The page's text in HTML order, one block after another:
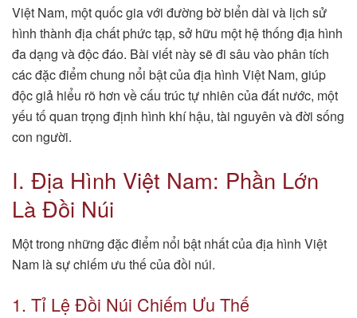
Việt Nam, một quốc gia với đường bờ biển dài và lịch sử
hình thành địa chất phức tạp, sở hữu một hệ thống địa hình
đa dạng và độc đáo. Bài viết này sẽ đi sâu vào phân tích
các đặc điểm chung nổi bật của địa hình Việt Nam, giúp
độc giả hiểu rõ hơn về cấu trúc tự nhiên của đất nước, một
yếu tố quan trọng định hình khí hậu, tài nguyên và đời sống
con người.
I. Địa Hình Việt Nam: Phần Lớn
Là Đồi Núi
Một trong những đặc điểm nổi bật nhất của địa hình Việt
Nam là sự chiếm ưu thế của đồi núi.
1. Tỉ Lệ Đồi Núi Chiếm Ưu Thế